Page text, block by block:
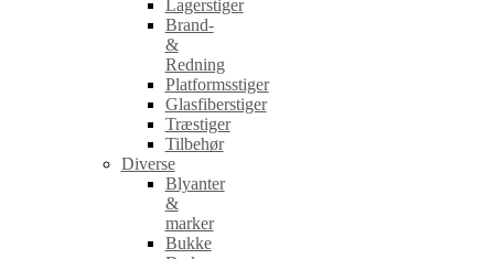
Lagerstiger
Brand-
&
Redning
Platformsstiger
Glasfiberstiger
Træstiger
Tilbehør
Diverse
Blyanter
&
marker
Bukke